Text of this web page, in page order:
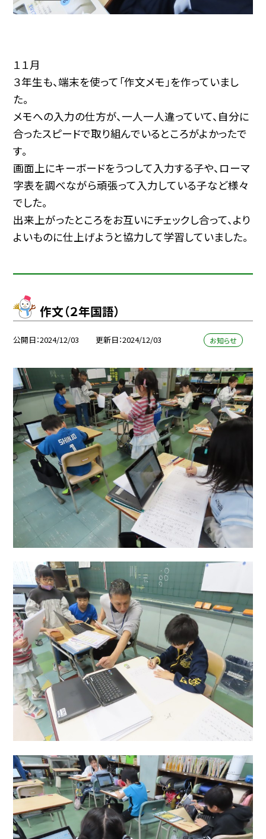
１１月
３年生も、端末を使って「作文メモ」を作っていまし
た。
メモへの入力の仕方が、一人一人違っていて、自分に
合ったスピードで取り組んでいるところがよかったで
す。
画面上にキーボードをうつして入力する子や、ローマ
字表を調べながら頑張って入力している子など様々
でした。
出来上がったところをお互いにチェックし合って、より
よいものに仕上げようと協力して学習していました。
作文（２年国語）
公開日 2024/12/03 更新日 2024/12/03 お知らせ